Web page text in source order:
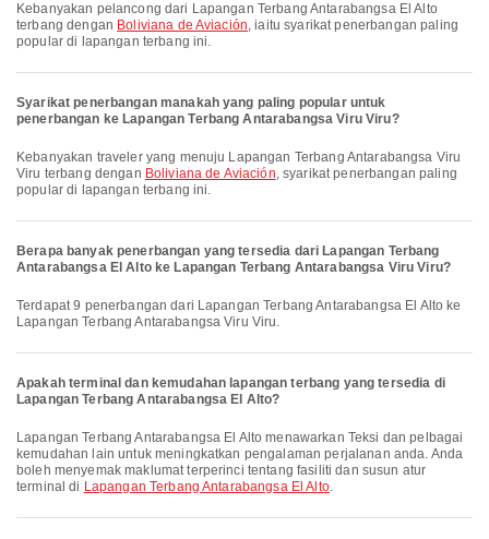
Kebanyakan pelancong dari Lapangan Terbang Antarabangsa El Alto
terbang dengan Boliviana de Aviación, iaitu syarikat penerbangan paling
popular di lapangan terbang ini.
Syarikat penerbangan manakah yang paling popular untuk
penerbangan ke Lapangan Terbang Antarabangsa Viru Viru?
Kebanyakan traveler yang menuju Lapangan Terbang Antarabangsa Viru
Viru terbang dengan Boliviana de Aviación, syarikat penerbangan paling
popular di lapangan terbang ini.
Berapa banyak penerbangan yang tersedia dari Lapangan Terbang
Antarabangsa El Alto ke Lapangan Terbang Antarabangsa Viru Viru?
Terdapat 9 penerbangan dari Lapangan Terbang Antarabangsa El Alto ke
Lapangan Terbang Antarabangsa Viru Viru.
Apakah terminal dan kemudahan lapangan terbang yang tersedia di
Lapangan Terbang Antarabangsa El Alto?
Lapangan Terbang Antarabangsa El Alto menawarkan Teksi dan pelbagai
kemudahan lain untuk meningkatkan pengalaman perjalanan anda. Anda
boleh menyemak maklumat terperinci tentang fasiliti dan susun atur
terminal di Lapangan Terbang Antarabangsa El Alto.